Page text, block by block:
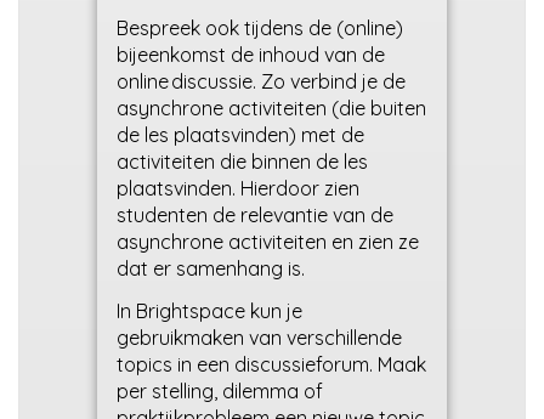
Bespreek ook tijdens de (online)
bijeenkomst de inhoud van de
online discussie. Zo verbind je de
asynchrone activiteiten (die buiten
de les plaatsvinden) met de
activiteiten die binnen de les
plaatsvinden. Hierdoor zien
studenten de relevantie van de
asynchrone activiteiten en zien ze
dat er samenhang is.
In Brightspace kun je
gebruikmaken van verschillende
topics in een discussieforum. Maak
per stelling, dilemma of